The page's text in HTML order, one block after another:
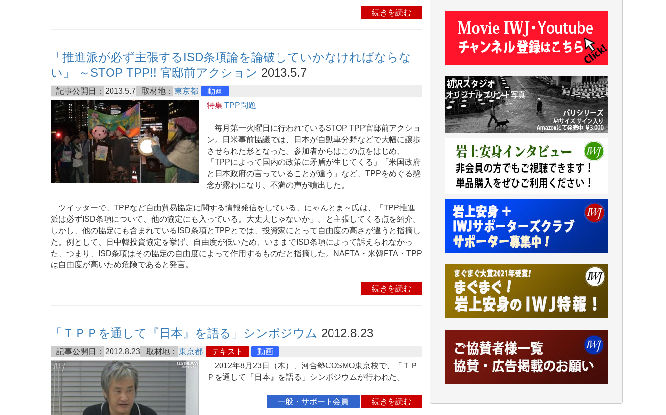
続きを読む
「推進派が必ず主張するISD条項論を論破していかなければならな
い」 ～STOP TPP!! 官邸前アクション 2013.5.7
記事公開日： 2013.5.7 取材地： 東京都
動画
特集 TPP問題
毎月第一火曜日に行われているSTOP TPP官邸前アクショ
ン。日米事前協議では、日本が自動車分野などで大幅に譲歩
させられた形となった。参加者からはこの点をはじめ、
「TPPによって国内の政策に矛盾が生じてくる」「米国政府
と日本政府の言っていることが違う」など、TPPをめぐる懸
念が露わになり、不満の声が噴出した。
ツイッターで、TPPなど自由貿易協定に関する情報発信をしている、にゃんとま～氏は、「TPP推進
派は必ずISD条項について、他の協定にも入っている。大丈夫じゃないか」。と主張してくる点を紹介。
しかし、他の協定にも含まれているISD条項とTPPとでは、投資家にとって自由度の高さが違うと指摘し
た。例として、日中韓投資協定を挙げ、自由度が低いため、いままでISD条項によって訴えられなかっ
た、つまり、ISD条項はその協定の自由度によって作用するものだと指摘した。NAFTA・米韓FTA・TPP
は自由度が高いため危険であると発言。
続きを読む
「ＴＰＰを通して『日本』を語る」シンポジウム 2012.8.23
記事公開日： 2012.8.23 取材地： 東京都 テキスト
動画
2012年8月23日（木）、河合塾COSMO東京校で、「ＴＰ
Ｐを通して『日本』を語る」シンポジウムが行われた。
一般・サポート会員 続きを読む
塩川 晃平 様
松本益美 様
井出 隆太 様
及川昭男 様
岩井祐子 様
藤田英之 様
藤岡比左志 様
井出 隆太 様
小池説夫 様
アオキカナメ 様
です。市民側に立つ講演会にIWJのカメラマ
ンをよく拝見しております。コンテンツが失
われるのはあまりにもったいない。少しでも
お役立てください。（H.O.様）
今日、僅かですがカンパしました。（T.M.
様）
今日、僅かですがカンパしました。IWJの危
機を乗り切るには到底及ばない額ですが病気
パです。
かねてよりIWJが発してきた膨大な取材記事
や解説記事、そして各界の方々とのインタビ
ューは大袈裟ではなく、極めて重要な知的財
産だと思っています。
Windows7の頃はIWJの動画もRealPlayerで録
画できて、かなりの動画をDVDに焼きこんで
保存していました。
しかし、それが出来なくなって以降はExcelな
どを使ってハイパーリンクを張り、重要と思
われる記事にいつでも簡単にアクセスできる